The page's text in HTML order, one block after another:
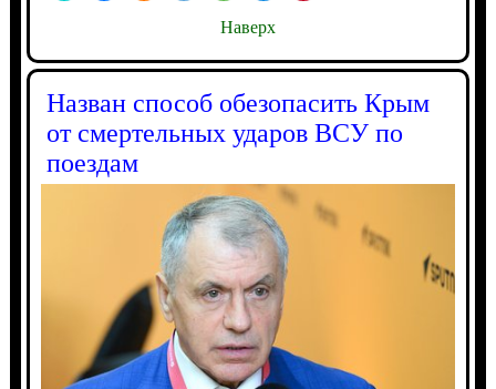
Наверх
Назван способ обезопасить Крым
от смертельных ударов ВСУ по
поездам